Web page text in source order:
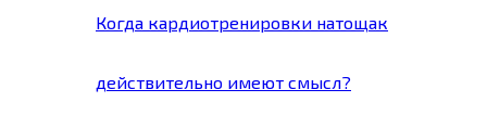
Когда кардиотренировки натощак
действительно имеют смысл?